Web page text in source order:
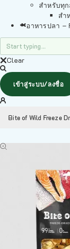
สำหรับทุ
สำ
อาหารปลา –
Clear
เข้าสู่ระบบ/ลงชื่อ
Bite of Wild Freeze